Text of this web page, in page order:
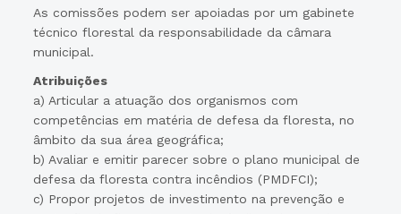
As comissões podem ser apoiadas por um gabinete
técnico florestal da responsabilidade da câmara
municipal.
Atribuições
a) Articular a atuação dos organismos com
competências em matéria de defesa da floresta, no
âmbito da sua área geográfica;
b) Avaliar e emitir parecer sobre o plano municipal de
defesa da floresta contra incêndios (PMDFCI);
c) Propor projetos de investimento na prevenção e